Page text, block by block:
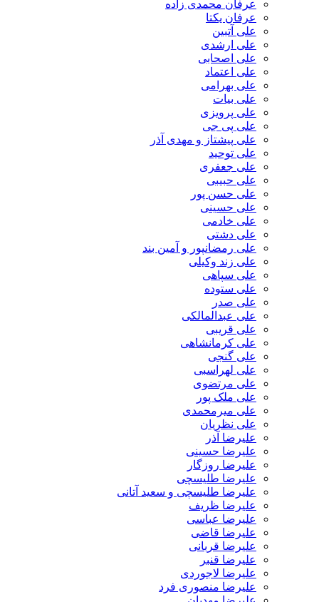
عرفان محمدی زاده
عرفان یکتا
علی آتبین
علی ارشدی
علی اصحابی
علی اعتماد
علی بهرامی
علی بیات
علی پرویزی
علی پی جی
علی پیشتاز و مهدی آذر
علی توحید
علی جعفری
علی حبیبی
علی حسن پور
علی حسینی
علی خادمی
علی دشتی
علی رمضانپور و آمین بند
علی زند وکیلی
علی سپاهی
علی ستوده
علی صدر
علی عبدالمالکی
علی قریبی
علی کرمانشاهی
علی گنجی
علی لهراسبی
علی مرتضوی
علی ملک پور
علی میرمحمدی
علی نظریان
علیرضا آذر
علیرضا حسینی
علیرضا روزگار
علیرضا طلیسچی
علیرضا طلیسچی و سعید آتانی
علیرضا ظریف
علیرضا عباسی
علیرضا قاضی
علیرضا قربانی
علیرضا قنبر
علیرضا لاجوردی
علیرضا منصوری فرد